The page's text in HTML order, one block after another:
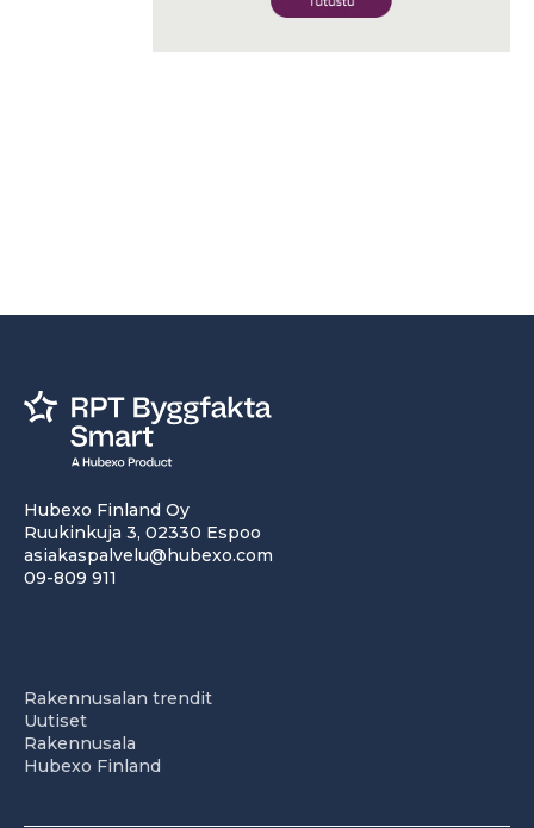
Hubexo Finland Oy
Ruukinkuja 3, 02330 Espoo
asiakaspalvelu@hubexo.com
09-809 911
Rakennusalan trendit
Uutiset
Rakennusala
Hubexo Finland